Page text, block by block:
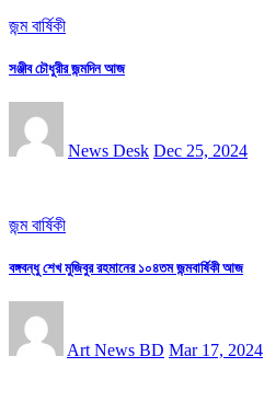
জন্ম বার্ষিকী
সঞ্জীব চৌধুরীর জন্মদিন আজ
News Desk Dec 25, 2024
জন্ম বার্ষিকী
বঙ্গবন্ধু শেখ মুজিবুর রহমানের ১০৪তম জন্মবার্ষিকী আজ
Art News BD Mar 17, 2024